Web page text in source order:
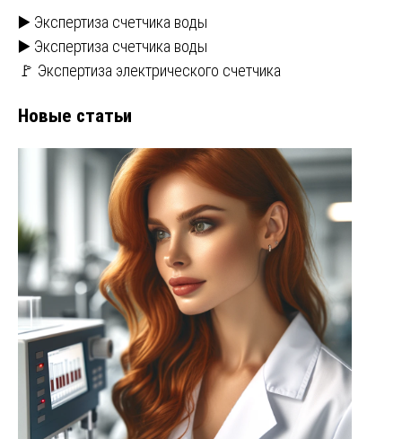
▶️ Экспертиза счетчика воды
▶️ Экспертиза счетчика воды
🚩 Экспертиза электрического счетчика
Новые статьи